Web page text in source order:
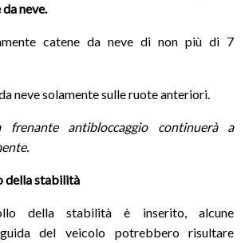
neve.
catene da neve di non più di 7
neve solamente sulle ruote anteriori.
antibloccaggio continuerà a
della stabilità
della stabilità è inserito, alcune
del veicolo potrebbero risultare